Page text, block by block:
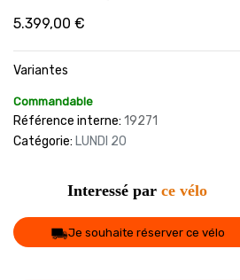
5.399,00 €
Variantes
Commandable
Référence interne: 19271
Catégorie: LUNDI 20
Interessé par ce vélo
Je souhaite réserver ce vélo